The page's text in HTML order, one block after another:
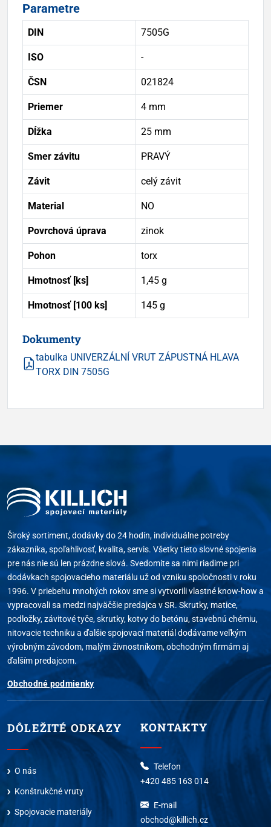
Parametre
DIN 7505G
ISO -
ČSN 021824
Priemer 4 mm
Dĺžka 25 mm
Smer závitu PRAVÝ
Závit celý závit
Material NO
Povrchová úprava zinok
Pohon torx
Hmotnosť [ks] 1,45 g
Hmotnosť [100 ks] 145 g
Dokumenty
tabulka UNIVERZÁLNÍ VRUT ZÁPUSTNÁ HLAVA
TORX DIN 7505G
Široký sortiment, dodávky do 24 hodín, individuálne potreby
zákazníka, spoľahlivosť, kvalita, servis. Všetky tieto slovné spojenia
pre nás nie sú len prázdne slová. Svedomite sa nimi riadime pri
dodávkach spojovacieho materiálu už od vzniku spoločnosti v roku
1996. V priebehu mnohých rokov sme si vytvorili vlastné know-how a
vypracovali sa medzi najväčšie predajca v SR. Skrutky, matice,
podložky, závitové tyče, skrutky, kotvy do betónu, stavebnú chémiu,
nitovacie techniku a ďalšie spojovací materiál dodávame veľkým
výrobným závodom, malým živnostníkom, obchodným firmám aj
ďalším predajcom.
Obchodné podmienky
DÔLEŽITÉ ODKAZY
O nás
Konštrukčné vruty
Spojovacie materiály
KONTAKTY
Telefon
+420 485 163 014
E-mail
obchod@killich.cz